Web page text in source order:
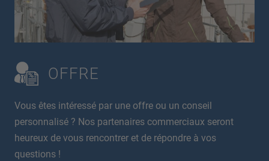
OFFRE
Vous êtes intéressé par une offre ou un conseil
personnalisé ? Nos partenaires commerciaux seront
heureux de vous rencontrer et de répondre à vos
questions !